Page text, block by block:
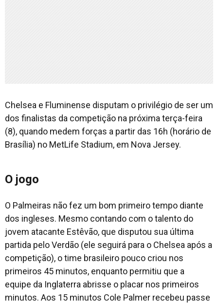
Chelsea e Fluminense disputam o privilégio de ser um
dos finalistas da competição na próxima terça-feira
(8), quando medem forças a partir das 16h (horário de
Brasília) no MetLife Stadium, em Nova Jersey.
O jogo
O Palmeiras não fez um bom primeiro tempo diante
dos ingleses. Mesmo contando com o talento do
jovem atacante Estêvão, que disputou sua última
partida pelo Verdão (ele seguirá para o Chelsea após a
competição), o time brasileiro pouco criou nos
primeiros 45 minutos, enquanto permitiu que a
equipe da Inglaterra abrisse o placar nos primeiros
minutos. Aos 15 minutos Cole Palmer recebeu passe